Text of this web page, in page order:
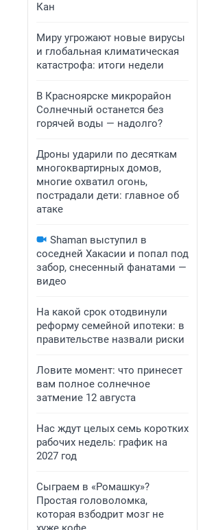
Кан
Миру угрожают новые вирусы
и глобальная климатическая
катастрофа: итоги недели
В Красноярске микрорайон
Солнечный останется без
горячей воды — надолго?
Дроны ударили по десяткам
многоквартирных домов,
многие охватил огонь,
пострадали дети: главное об
атаке
Shaman выступил в
соседней Хакасии и попал под
забор, снесенный фанатами —
видео
На какой срок отодвинули
реформу семейной ипотеки: в
правительстве назвали риски
Ловите момент: что принесет
вам полное солнечное
затмение 12 августа
Нас ждут целых семь коротких
рабочих недель: график на
2027 год
Сыграем в «Ромашку»?
Простая головоломка,
которая взбодрит мозг не